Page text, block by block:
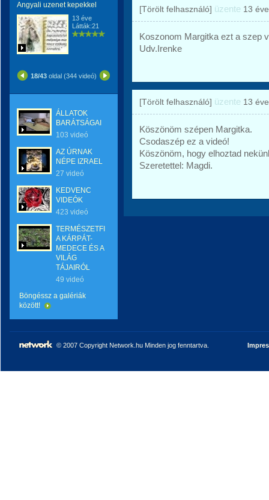
Angyali uzenet kepekkel
13 éve
Látták:21
18/43 oldal (344 videó)
ÁLLATOK
BARÁTSÁGAI
103 videó
AZ ÚRNAK
NÉPE IZRAEL
27 videó
KEDVENC
VIDEÓK
423 videó
TERMÉSZETFILMEK
A KÁRPÁT-
MEDECE ÉS A
VILÁG
TÁJAIRÓL
49 videó
Böngéssz a galériák
között!
[Törölt felhasználó] üzente 13 éve
Koszonom Margitka ezt a szep
Udv.Irenke
[Törölt felhasználó] üzente 13 éve
Köszönöm szépen Margitka.
Csodaszép ez a videó!
Köszönöm, hogy elhoztad
Szeretettel: Magdi.
© 2007 Copyright Network.hu Minden jog fenntartva.